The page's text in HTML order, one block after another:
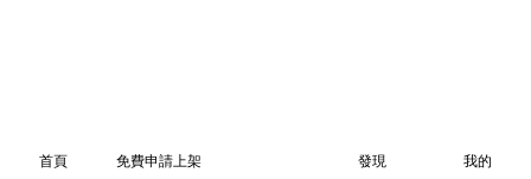
首頁 免費申請上架 發現 我的